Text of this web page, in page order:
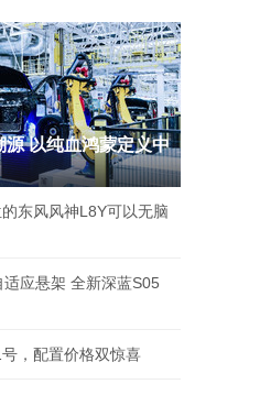
以纯血鸿蒙定义中
东风风神L8Y可以无脑
应悬架 全新深蓝S05
，配置价格双惊喜